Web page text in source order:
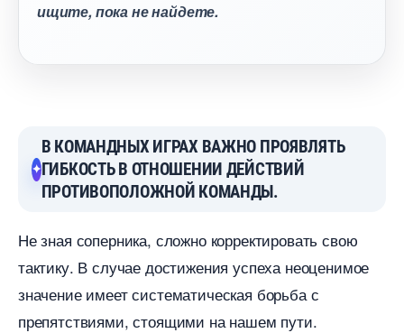
ищите, пока не найдете.
КОМАНДНЫХ ИГРАХ ВАЖНО ПРОЯВЛЯТЬ
ГИБКОСТЬ В ОТНОШЕНИИ ДЕЙСТВИЙ
ПРОТИВОПОЛОЖНОЙ КОМАНДЫ.
Не зная соперника, сложно корректировать свою
тактику. В случае достижения успеха неоценимое
значение имеет систематическая борьба с
препятствиями, стоящими на нашем пути.